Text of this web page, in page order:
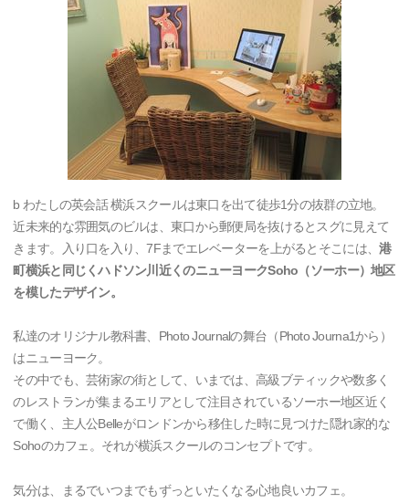
b わたしの英会話 横浜スクールは東口を出て徒歩1分の抜群の立地。
近未来的な雰囲気のビルは、東口から郵便局を抜けるとスグに見えて
きます。入り口を入り、7Fまでエレベーターを上がるとそこには、港
町横浜と同じくハドソン川近くのニューヨークSoho（ソーホー）地区
を模したデザイン。
私達のオリジナル教科書、Photo Journalの舞台（Photo Journa1から）
はニューヨーク。
その中でも、芸術家の街として、いまでは、高級ブティックや数多く
のレストランが集まるエリアとして注目されているソーホー地区近く
で働く、主人公Belleがロンドンから移住した時に見つけた隠れ家的な
Sohoのカフェ。それが横浜スクールのコンセプトです。
気分は、まるでいつまでもずっといたくなる心地良いカフェ。